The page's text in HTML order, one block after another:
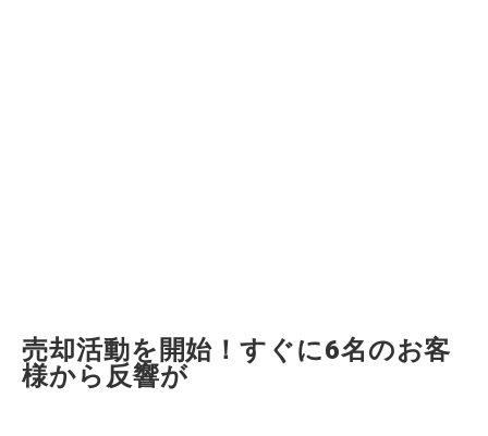
売却活動を開始！すぐに6名のお客
様から反響が